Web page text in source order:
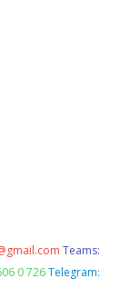
Teams:
0 726 Telegram: